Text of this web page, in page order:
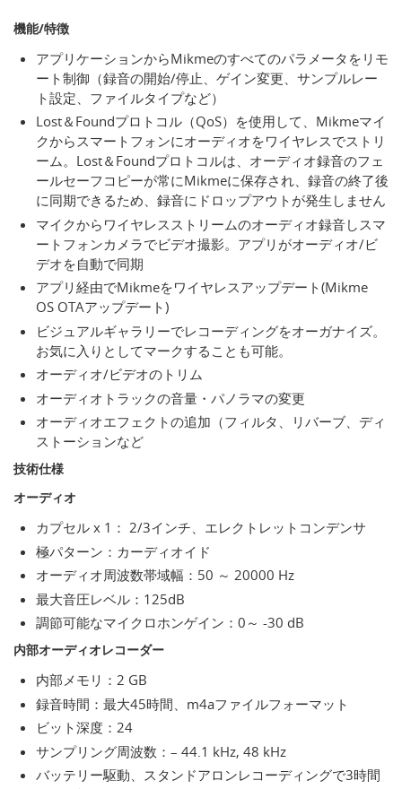
機能/特徴
アプリケーションからMikmeのすべてのパラメータをリモ
ート制御（録音の開始/停止、ゲイン変更、サンプルレー
ト設定、ファイルタイプなど）
Lost＆Foundプロトコル（QoS）を使用して、Mikmeマイ
クからスマートフォンにオーディオをワイヤレスでストリ
ーム。Lost＆Foundプロトコルは、オーディオ録音のフェ
ールセーフコピーが常にMikmeに保存され、録音の終了後
に同期できるため、録音にドロップアウトが発生しません
マイクからワイヤレスストリームのオーディオ録音しスマ
ートフォンカメラでビデオ撮影。アプリがオーディオ/ビ
デオを自動で同期
アプリ経由でMikmeをワイヤレスアップデート(Mikme
OS OTAアップデート)
ビジュアルギャラリーでレコーディングをオーガナイズ。
お気に入りとしてマークすることも可能。
オーディオ/ビデオのトリム
オーディオトラックの音量・パノラマの変更
オーディオエフェクトの追加（フィルタ、リバーブ、ディ
ストーションなど
技術仕様
オーディオ
カプセル x 1： 2/3インチ、エレクトレットコンデンサ
極パターン：カーディオイド
オーディオ周波数帯域幅：50 ～ 20000 Hz
最大音圧レベル：125dB
調節可能なマイクロホンゲイン：0～ -30 dB
内部オーディオレコーダー
内部メモリ：2 GB
録音時間：最大45時間、m4aファイルフォーマット
ビット深度：24
サンプリング周波数：– 44.1 kHz, 48 kHz
バッテリー駆動、スタンドアロンレコーディングで3時間